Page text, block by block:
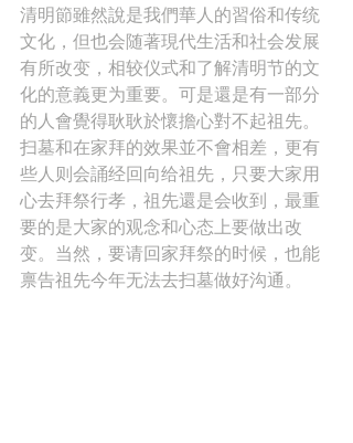
清明節雖然說是我們華人的習俗和传统
文化，但也会随著現代生活和社会发展
有所改变，相较仪式和了解清明节的文
化的意義更为重要。可是還是有一部分
的人會覺得耿耿於懷擔心對不起祖先。
扫墓和在家拜的效果並不會相差，更有
些人则会誦经回向给祖先，只要大家用
心去拜祭行孝，祖先還是会收到，最重
要的是大家的观念和心态上要做出改
变。当然，要请回家拜祭的时候，也能
禀告祖先今年无法去扫墓做好沟通。